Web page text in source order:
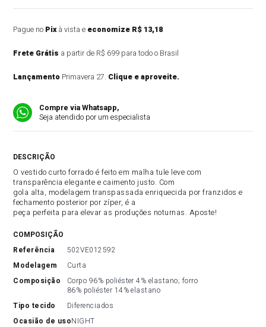
Pague no Pixà vista e economize R$ 13,18
Frete Grátis a partir de R$ 699 para todo o Brasil
Lançamento Primavera 27. Clique e aproveite.
Compre via Whatsapp,
Seja atendido por um especialista
O vestido curto forrado é feito em malha tule leve com
transparência elegante e caimento justo. Com
gola alta, modelagem transpassada enriquecida por franzidos e
fechamento posterior por zíper, é a
peça perfeita para elevar as produções noturnas. Aposte!
COMPOSIÇÃO
referência
502VE012592
modelagem
Curta
composição
Corpo 96% poliéster 4% elastano; forro
86% poliéster 14% elastano
tipo tecido
Diferenciados
ocasião de usoNIGHT